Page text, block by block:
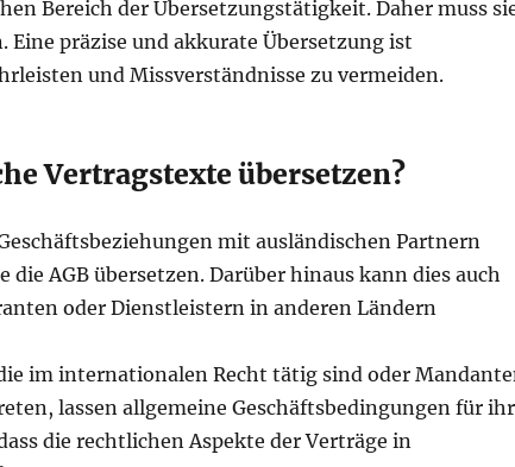
Bereich der Übersetzungstätigkeit. Daher muss
präzise und akkurate Übersetzung ist
und Missverständnisse zu vermeiden.
Vertragstexte übersetzen?
mit ausländischen Partnern
AGB übersetzen. Darüber hinaus kann dies auch
oder Dienstleistern in anderen Ländern
im internationalen Recht tätig sind oder
lassen allgemeine Geschäftsbedingungen für
die rechtlichen Aspekte der Verträge in